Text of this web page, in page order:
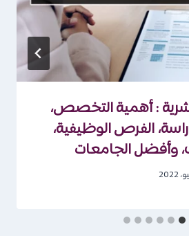
: أهمية التخصص،
الفرص الوظيفية،
وأفضل الجامعات